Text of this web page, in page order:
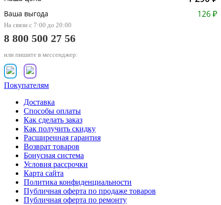
Ваша выгода 126 ₽
На связи с 7:00 до 20:00
8 800 500 27 56
или пишите в мессенджер:
Покупателям
Доставка
Способы оплаты
Как сделать заказ
Как получить скидку
Расширенная гарантия
Возврат товаров
Бонусная система
Условия рассрочки
Карта сайта
Политика конфиденциальности
Публичная оферта по продаже товаров
Публичная оферта по ремонту